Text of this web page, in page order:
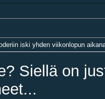
iski yhden viikonlopun
Siellä on